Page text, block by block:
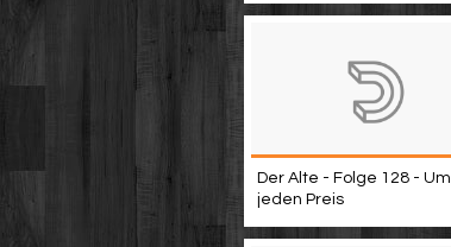
Der Alte - Folge 128 - Um
jeden Preis